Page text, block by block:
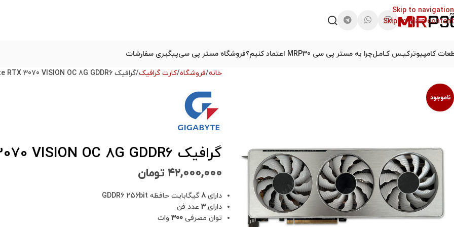
Skip to navigation
Skip to main content
کامپیوترکیـس کـامـلچرا به مستر پی سی MRP30 اعتماد کنیم؟ فروشگاه مستر پی سیپیگیری سفارشات
ناموجود
خانه فروشگاه کارت گرافیک گرافیک Gigabyte RTX 3070 VISION OC 8G GDDR6 استوک در حد نو
گرافیک Gigabyte RTX 3070 VISION OC 8G GDDR6 استوک در حد نو
۴۲,۰۰۰,۰۰۰ تومان
دارای 8گیگابایت حافظه GDDR6 256bit
دارای3 عدد فن
توان مصرفی 300 وات